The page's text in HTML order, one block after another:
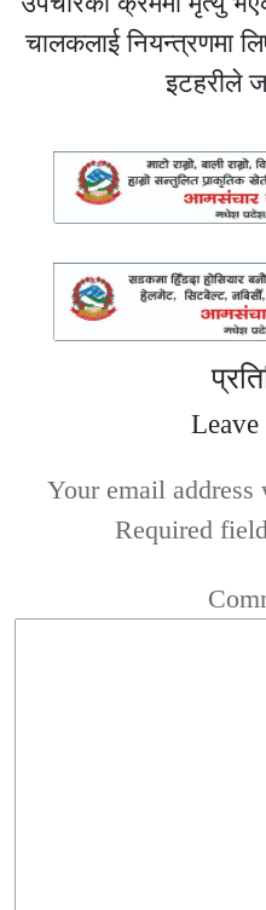
चालकलाई नियन्त्रणमा
इटहरीले
Your email
Required